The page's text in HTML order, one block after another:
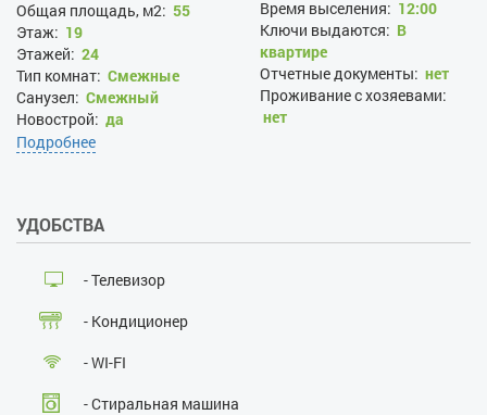
Общая площадь, м2: 55
Этаж: 19
Этажей: 24
Тип комнат: Смежные
Санузел: Смежный
Новострой: да
Время выселения: 12:00
Ключи выдаются: В
квартире
Отчетные документы: нет
Проживание с хозяевами:
нет
Размещение с детьми:да
Подробнее
УДОБСТВА
- Телевизор
- Кондиционер
- WI-FI
- Стиральная машина